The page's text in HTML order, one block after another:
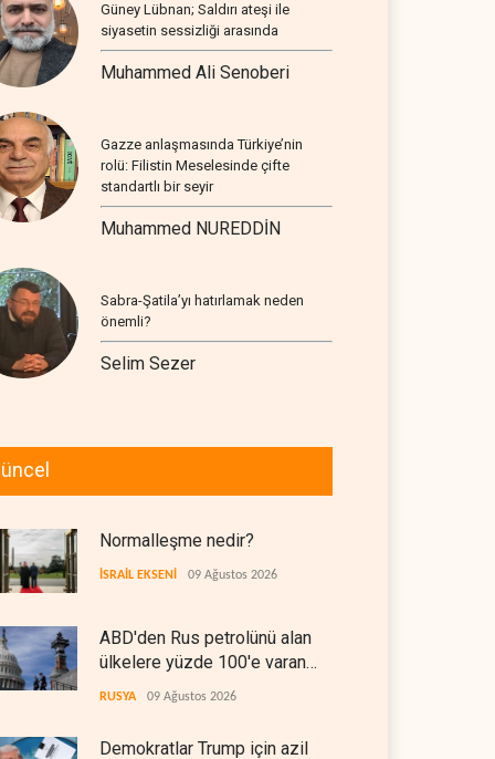
Güney Lübnan; Saldırı ateşi ile
siyasetin sessizliği arasında
Muhammed Ali Senoberi
Gazze anlaşmasında Türkiye’nin
rolü: Filistin Meselesinde çifte
standartlı bir seyir
Muhammed NUREDDİN
Sabra-Şatila’yı hatırlamak neden
önemli?
Selim Sezer
Normalleşme nedir?
İSRAİL EKSENİ 09 Ağustos 2026
ABD'den Rus petrolünü alan
ülkelere yüzde 100'e varan
gümrük vergisi
RUSYA 09 Ağustos 2026
Demokratlar Trump için azil